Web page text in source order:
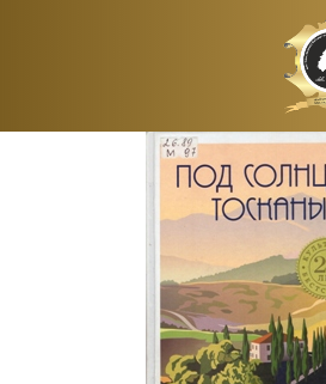
Здесь, в
итальянском доме, я
испытала
радость
природой. Дом
для бабочек,
или всех, кто
влететь в одно
вылететь из
мы почти
дворе. Во мне
возродился
смысл моей
умение